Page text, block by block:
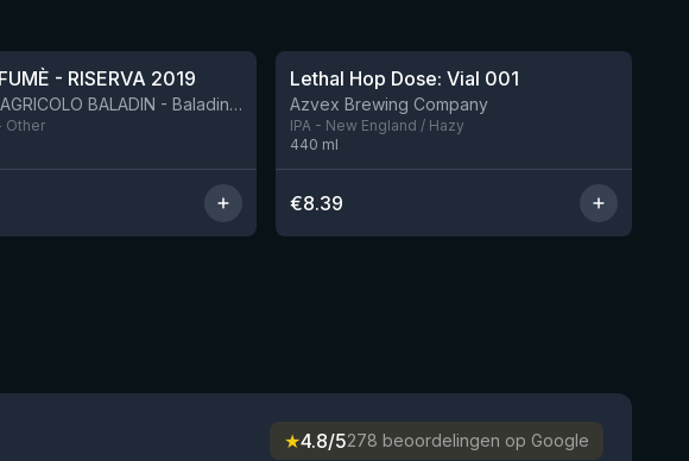
- RISERVA 2019
BIRRIFICIO AGRICOLO BALADIN - Baladin Indipendente Italian Farm Brewery
Other
Lethal Hop Dose: Vial 001
Azvex Brewing Company
IPA - New England / Hazy
440 ml
€8.39
★4.8/5278 beoordelingen op Google